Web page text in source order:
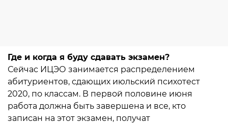
Где и когда я буду сдавать экзамен?
Сейчас ИЦЭО занимается распределением
абитуриентов, сдающих июльский психотест
2020, по классам. В первой половине июня
работа должна быть завершена и все, кто
записан на этот экзамен, получат